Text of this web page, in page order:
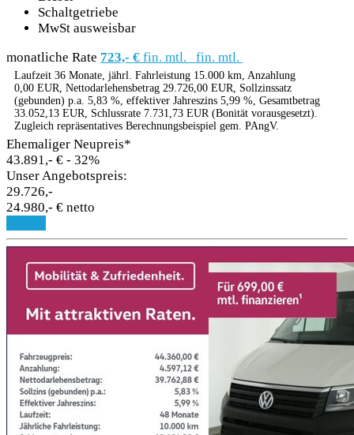
Schaltgetriebe
MwSt ausweisbar
monatliche Rate 723,- € fin. mtl. fin. mtl.
Laufzeit 36 Monate, jährl. Fahrleistung 15.000 km, Anzahlung
0,00 EUR, Nettodarlehensbetrag 29.726,00 EUR, Sollzinssatz
(gebunden) p.a. 5,83 %, effektiver Jahreszins 5,99 %, Gesamtbetrag
33.052,13 EUR, Schlussrate 7.731,73 EUR (Bonität vorausgesetzt).
Zugleich repräsentatives Berechnungsbeispiel gem. PAngV.
Ehemaliger Neupreis*
43.891,- € - 32%
Unser Angebotspreis:
29.726,-
24.980,- € netto